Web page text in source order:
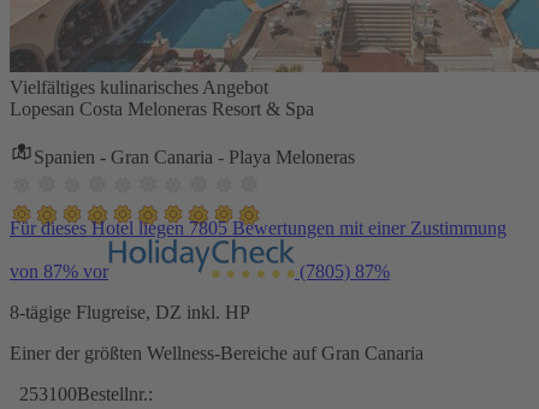
Vielfältiges kulinarisches Angebot
Lopesan Costa Meloneras Resort & Spa
Spanien - Gran Canaria - Playa Meloneras
Für dieses Hotel liegen 7805 Bewertungen mit einer Zustimmung
von 87% vor (7805) 87%
8-tägige Flugreise, DZ inkl. HP
Einer der größten Wellness-Bereiche auf Gran Canaria
253100Bestellnr.: